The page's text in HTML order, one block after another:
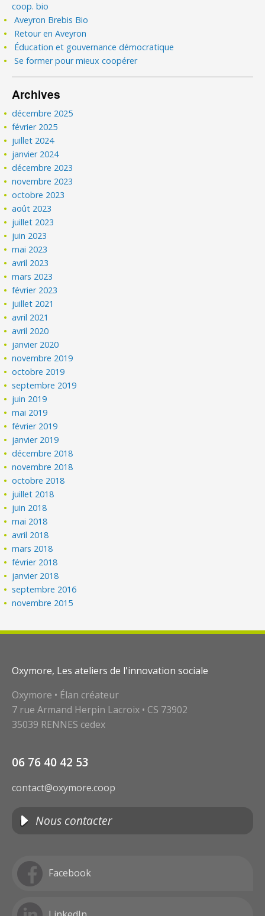
coop. bio
Aveyron Brebis Bio
Retour en Aveyron
Éducation et gouvernance démocratique
Se former pour mieux coopérer
Archives
décembre 2025
février 2025
juillet 2024
janvier 2024
décembre 2023
novembre 2023
octobre 2023
août 2023
juillet 2023
juin 2023
mai 2023
avril 2023
mars 2023
février 2023
juillet 2021
avril 2021
avril 2020
janvier 2020
novembre 2019
octobre 2019
septembre 2019
juin 2019
mai 2019
février 2019
janvier 2019
décembre 2018
novembre 2018
octobre 2018
juillet 2018
juin 2018
mai 2018
avril 2018
mars 2018
février 2018
janvier 2018
septembre 2016
novembre 2015
Oxymore, Les ateliers de l'innovation sociale
Oxymore • Élan créateur
7 rue Armand Herpin Lacroix • CS 73902
35039 RENNES cedex
06 76 40 42 53
contact@oxymore.coop
Nous contacter
Facebook